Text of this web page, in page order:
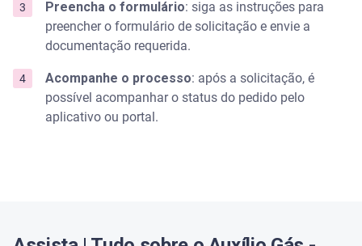
Preencha o formulário: siga as instruções para
preencher o formulário de solicitação e envie a
documentação requerida.
Acompanhe o processo: após a solicitação, é
possível acompanhar o status do pedido pelo
aplicativo ou portal.